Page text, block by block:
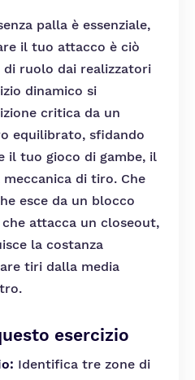
palla è essenziale,
il tuo attacco è ciò
ruolo dai realizzatori
dinamico si
critica da un
equilibrato, sfidando
il tuo gioco di gambe, il
di tiro. Che
esce da un blocco
attacca un closeout,
la costanza
tiri dalla media
esercizio
Identifica tre zone di